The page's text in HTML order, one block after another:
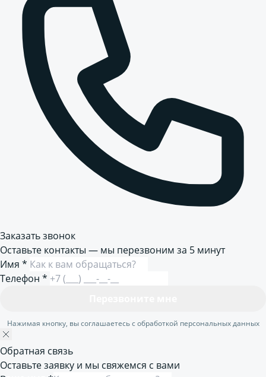
Заказать звонок
Оставьте контакты — мы перезвоним за 5 минут
Имя *
Телефон *
Нажимая кнопку, вы соглашаетесь с обработкой персональных данных
Обратная связь
Оставьте заявку и мы свяжемся с вами